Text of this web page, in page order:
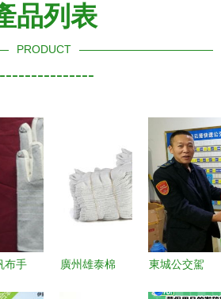
品列表
PRODUCT
布手
廣州雄泰棉
東城公交駕